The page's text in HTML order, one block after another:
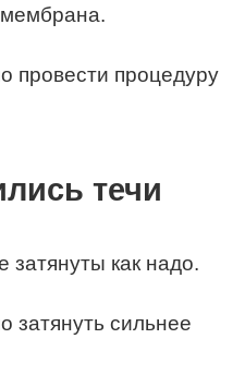
провести процедуру
течи
затянуты как надо.
затянуть сильнее